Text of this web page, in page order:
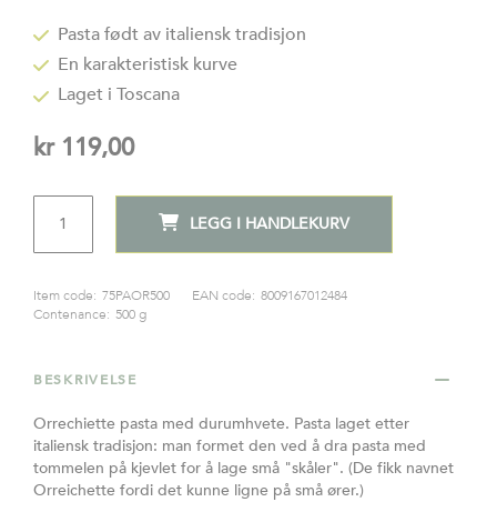
begynnelsen
av
bildegalleri
Pasta født av italiensk tradisjon
En karakteristisk kurve
Laget i Toscana
kr 119,00
ANTALL
LEGG I HANDLEKURV
Item code: 75PAOR500 EAN code: 8009167012484
Contenance: 500 g
BESKRIVELSE
Orrechiette pasta med durumhvete. Pasta laget etter
italiensk tradisjon: man formet den ved å dra pasta med
tommelen på kjevlet for å lage små "skåler". (De fikk navnet
Orreichette fordi det kunne ligne på små ører.)